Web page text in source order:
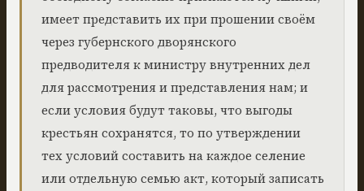
имеет представить их при прошении своём
через губернского дворянского
предводителя к министру внутренних дел
для рассмотрения и представления нам; и
если условия будут таковы, что выгоды
крестьян сохранятся, то по утверждении
тех условий составить на каждое селение
или отдельную семью акт, который записать